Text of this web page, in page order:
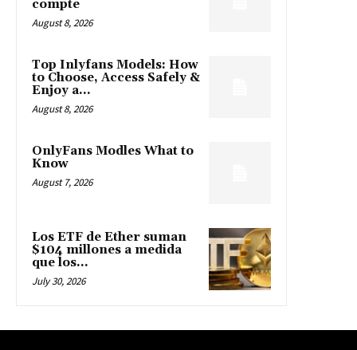
compte
August 8, 2026
Top Inlyfans Models: How
to Choose, Access Safely &
Enjoy a...
August 8, 2026
OnlyFans Modles What to
Know
August 7, 2026
Los ETF de Ether suman
$104 millones a medida
que los...
July 30, 2026